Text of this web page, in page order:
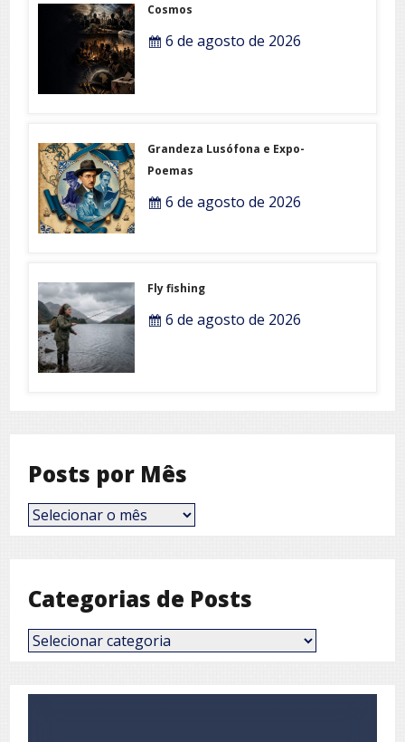
Cosmos
6 de agosto de 2026
Grandeza Lusófona e Expo-
Poemas
6 de agosto de 2026
Fly fishing
6 de agosto de 2026
Posts por Mês
Posts
por
Categorias de Posts
Categorias
de